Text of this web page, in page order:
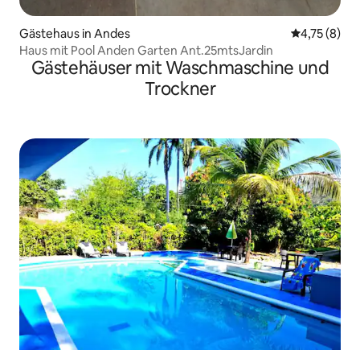
Gästehaus in Andes
4,75 (8)
Haus mit Pool Anden Garten Ant.25mtsJardin
Gästehäuser mit Waschmaschine und
Trockner